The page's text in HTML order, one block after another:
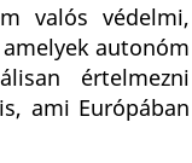
valós védelmi,
autonóm
értelmezni
ami Európában